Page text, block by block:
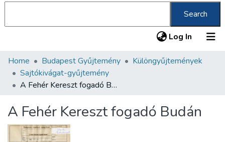
Search
Log In (current)
Communities & Collections
All of DSpace
About us
Home Budapest Gyűjtemény
Különgyűjtemények
Sajtókivágat-gyűjtemény
A Fehér Kereszt fogadó Budán
A Fehér Kereszt fogadó Budán